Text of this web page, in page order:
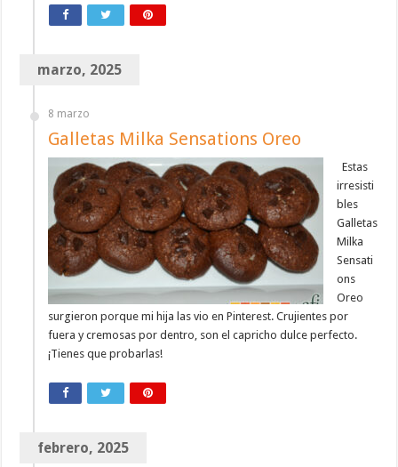
marzo, 2025
8 marzo
Galletas Milka Sensations Oreo
Estas
irresisti
bles
Galletas
Milka
Sensati
ons
Oreo
surgieron porque mi hija las vio en Pinterest. Crujientes por
fuera y cremosas por dentro, son el capricho dulce perfecto.
¡Tienes que probarlas!
febrero, 2025